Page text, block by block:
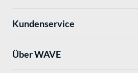
Kundenservice
Über WAVE